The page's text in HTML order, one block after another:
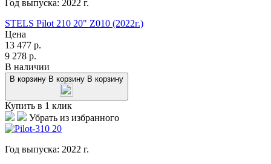
Год выпуска: 2022 г.
STELS Pilot 210 20" Z010 (2022г.)
Цена
13 477 р.
9 278 р.
В наличии
В корзину В корзину В корзину
Купить в 1 клик
Убрать из избранного
Год выпуска: 2022 г.